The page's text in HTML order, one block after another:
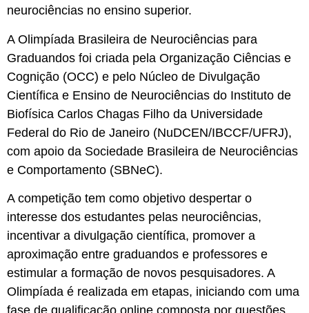
neurociências no ensino superior.
A Olimpíada Brasileira de Neurociências para
Graduandos foi criada pela Organização Ciências e
Cognição (OCC) e pelo Núcleo de Divulgação
Científica e Ensino de Neurociências do Instituto de
Biofísica Carlos Chagas Filho da Universidade
Federal do Rio de Janeiro (NuDCEN/IBCCF/UFRJ),
com apoio da Sociedade Brasileira de Neurociências
e Comportamento (SBNeC).
A competição tem como objetivo despertar o
interesse dos estudantes pelas neurociências,
incentivar a divulgação científica, promover a
aproximação entre graduandos e professores e
estimular a formação de novos pesquisadores. A
Olimpíada é realizada em etapas, iniciando com uma